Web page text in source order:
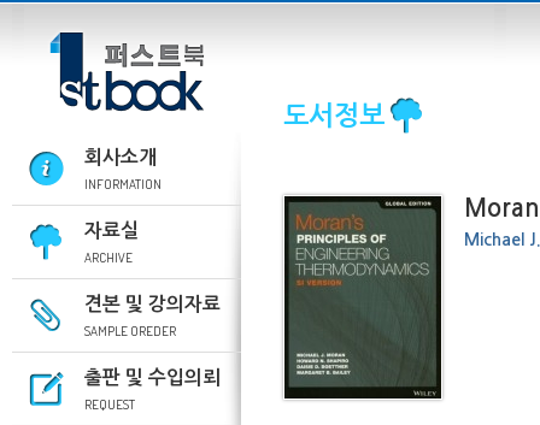
회사소개
INFORMATION
자료실
ARCHIVE
견본 및 강의자료
SAMPLE OREDER
출판 및 수입의뢰
REQUEST
도서정보
Michael